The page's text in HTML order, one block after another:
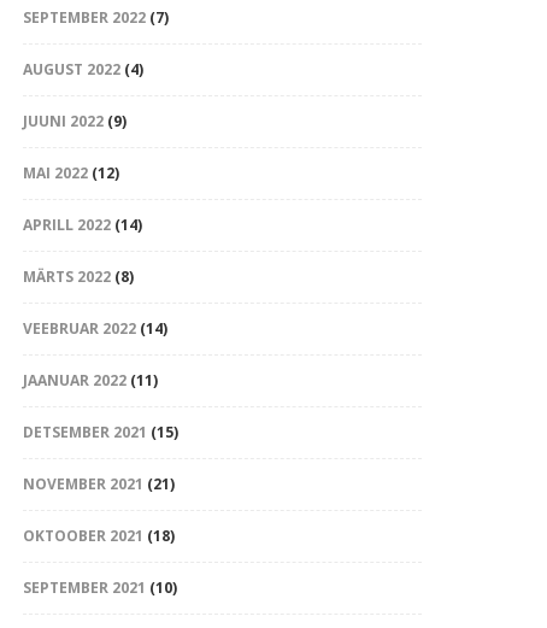
SEPTEMBER 2022(7)
AUGUST 2022(4)
JUUNI 2022(9)
MAI 2022(12)
APRILL 2022(14)
MÄRTS 2022(8)
VEEBRUAR 2022(14)
JAANUAR 2022(11)
DETSEMBER 2021 (15)
NOVEMBER 2021 (21)
OKTOOBER 2021 (18)
SEPTEMBER 2021 (10)